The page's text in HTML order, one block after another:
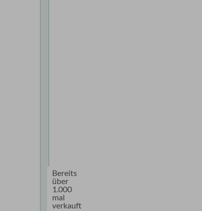
Bereits
über
1.000
mal
verkauft